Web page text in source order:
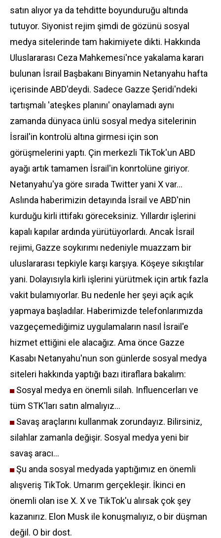
satın alıyor ya da tehditte boyunduruğu altında
tutuyor. Siyonist rejim şimdi de gözünü sosyal
medya sitelerinde tam hakimiyete dikti. Hakkında
Uluslararası Ceza Mahkemesi'nce yakalama kararı
bulunan İsrail Başbakanı Binyamin Netanyahu hafta
içerisinde ABD'deydi. Sadece Gazze Şeridi'ndeki
tartışmalı 'ateşkes planını' onaylamadı aynı
zamanda dünyaca ünlü sosyal medya sitelerinin
İsrail'in kontrolü altına girmesi için son
görüşmelerini yaptı. Çin merkezli TikTok'un ABD
ayağı artık tamamen İsrail'in konrtolüne giriyor.
Netanyahu'ya göre sırada Twitter yani X var...
Aslında haberimizin detayında İsrail ve ABD'nin
kurduğu kirli ittifakı göreceksiniz. Yıllardır işlerini
kapalı kapılar ardında yürütüyorlardı. Ancak İsrail
rejimi, Gazze soykırımı nedeniyle muazzam bir
uluslararası tepkiyle karşı karşıya. Köşeye sıkıştılar
yani. Dolayısıyla kirli işlerini yürütmek için artık fazla
vakit bulamıyorlar. Bu nedenle her şeyi açık açık
yapmaya başladılar. Haberimizde telefonlarımızda
vazgeçemediğimiz uygulamaların nasıl İsrail'e
hizmet ettiğini ele alacağız. Ama önce Gazze
Kasabı Netanyahu'nun son günlerde sosyal medya
siteleri hakkında yaptığı bazı itiraflara bakalım:
Sosyal medya en önemli silah. Influencerları ve
tüm STK'ları satın almalıyız...
Savaş araçlarını kullanmak zorundayız. Bilirsiniz,
silahlar zamanla değişir. Sosyal medya yeni bir
savaş aracı...
Şu anda sosyal medyada yaptığımız en önemli
alışveriş TikTok. Umarım gerçekleşir. İkinci en
önemli olan ise X. X ve TikTok'u alırsak çok şey
kazanırız. Elon Musk ile konuşmalıyız, o bir düşman
değil. O bir dost.